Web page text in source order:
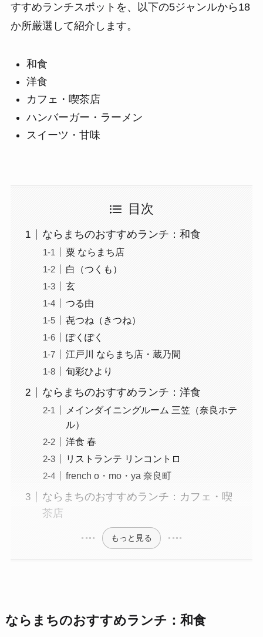
すすめランチスポットを、以下の5ジャンルから18
か所厳選して紹介します。
和食
洋食
カフェ・喫茶店
ハンバーガー・ラーメン
スイーツ・甘味
目次
ならまちのおすすめランチ：和食
粟 ならまち店
白（つくも）
玄
つる由
㐂つね（きつね）
ぽくぽく
江戸川 ならまち店・蔵乃間
旬彩ひより
ならまちのおすすめランチ：洋食
メインダイニングルーム 三笠（奈良ホテ
ル）
洋食 春
リストランテ リンコントロ
french o・mo・ya 奈良町
ならまちのおすすめランチ：カフェ・喫
茶店
もっと見る
ならまちのおすすめランチ：和食